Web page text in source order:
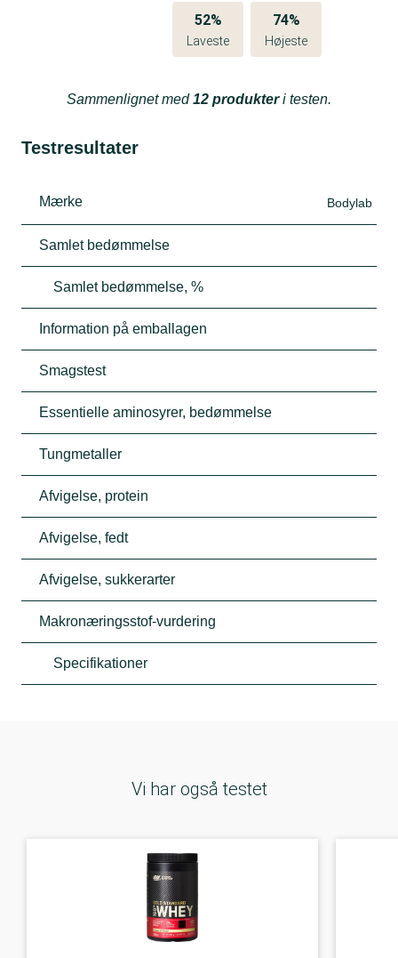
52%
Laveste
74%
Højeste
Sammenlignet med12 produkteri testen.
Testresultater
Mærke Bodylab
Samlet bedømmelse
Samlet bedømmelse, %
Information på emballagen
Smagstest
Essentielle aminosyrer, bedømmelse
Tungmetaller
Afvigelse, protein
Afvigelse, fedt
Afvigelse, sukkerarter
Makronæringsstof-vurdering
Specifikationer
Vi har også testet